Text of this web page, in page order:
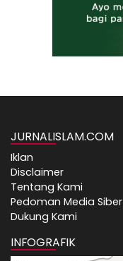
JURNALISLAM.COM
Iklan
Disclaimer
Tentang Kami
Pedoman Media Siber
Dukung Kami
INFOGRAFIK